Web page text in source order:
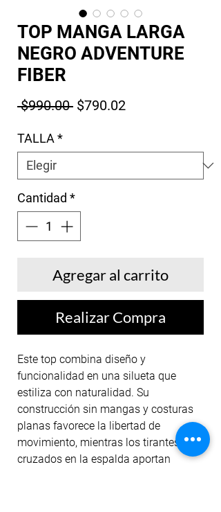
TOP MANGA LARGA
NEGRO ADVENTURE
FIBER
$990.00 Precio
$790.02Precio de oferta
TALLA *
Cantidad *
Agregar al carrito
Realizar Compra
Este top combina diseño y
funcionalidad en una silueta que
estiliza con naturalidad. Su
construcción sin mangas y costuras
planas favorece la libertad de
movimiento, mientras los tirantes
cruzados en la espalda aportan